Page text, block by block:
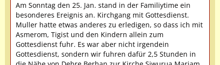
Am Sonntag den 25. Jan. stand in der Familiytime ein
besonderes Ereignis an. Kirchgang mit Gottesdienst.
Muller hatte etwas anderes zu erledigen, so dass ich mit
Asmerom, Tigist und den Kindern allein zum
Gottesdienst fuhr. Es war aber nicht irgendein
Gottesdienst, sondern wir fuhren dafür 2,5 Stunden in